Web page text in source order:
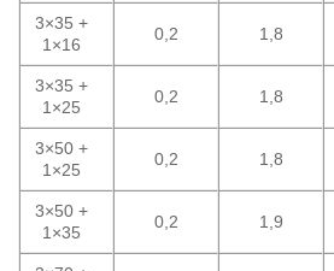
3×35 +
1×16
0,2 1,8
3×35 +
1×25
0,2 1,8
3×50 +
1×25
0,2 1,8
3×50 +
1×35
0,2 1,9